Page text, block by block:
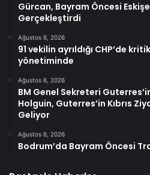
Gürcan, Bayram Öncesi
Gerçekleştirdi
Ağustos 6, 2026
91 vekilin ayrıldığı CHP’de
yönetiminde
Ağustos 6, 2026
BM Genel Sekreteri
Holguin, Guterres’in Kıbrıs
Geliyor
Ağustos 6, 2026
Bodrum’da Bayram Öncesi